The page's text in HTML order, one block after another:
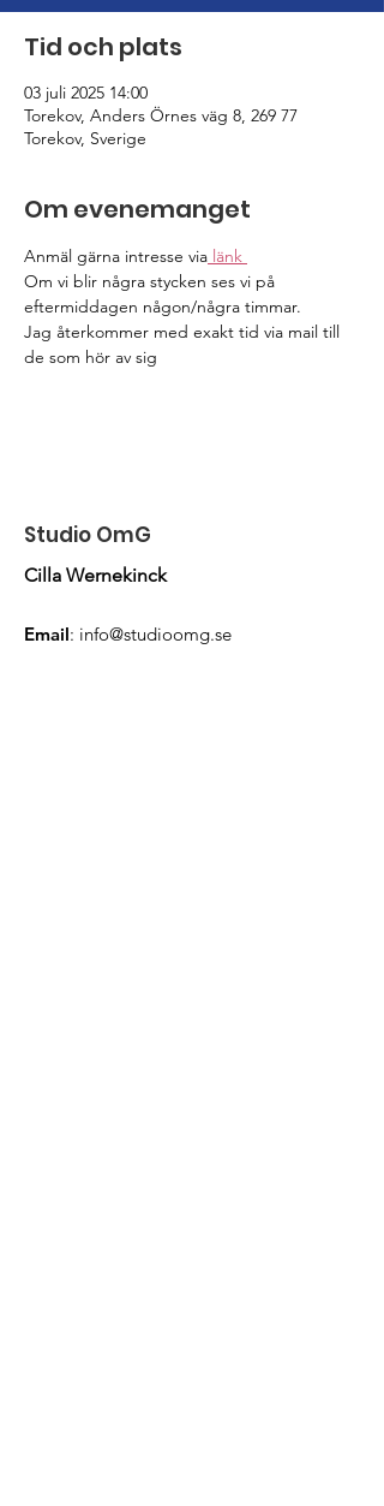
Tid och plats
03 juli 2025 14:00
Torekov, Anders Örnes väg 8, 269 77
Torekov, Sverige
Om evenemanget
Anmäl gärna intresse via länk
Om vi blir några stycken ses vi på
eftermiddagen någon/några timmar.
Jag återkommer med exakt tid via mail till
de som hör av sig
Studio OmG
Cilla Wernekinck
Email: info@studioomg.se